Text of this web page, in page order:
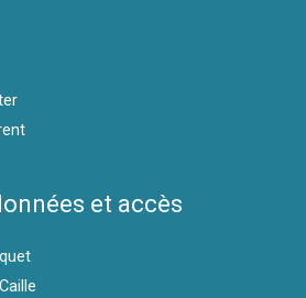
et accès